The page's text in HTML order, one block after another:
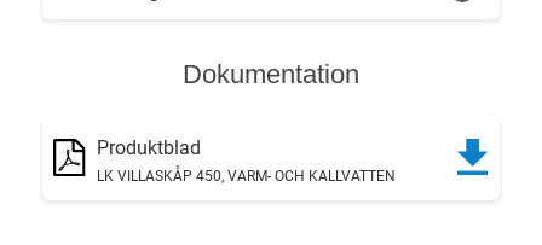
Dokumentation
Produktblad
LK VILLASKÅP 450, VARM- OCH KALLVATTEN